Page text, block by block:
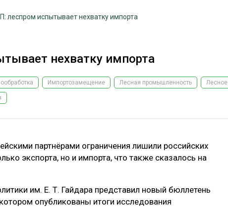
ПЛИТ
ЛЕСОПИЛЕНИЕ
ДЕРЕВЯННОЕ ДОМОСТРОЕНИЕ
МЕБЕЛЬНОЕ ПРОИЗВОДСТВО
леспром испытывает нехватку импорта
нехватку импорта
Импортозамещение Лесная промышленность Лесное
партнёрами ограничения лишили российских
экспорта, но и импорта, что также сказалось на
им. Е. Т. Гайдара представил новый бюллетень
опубликованы итоги исследования